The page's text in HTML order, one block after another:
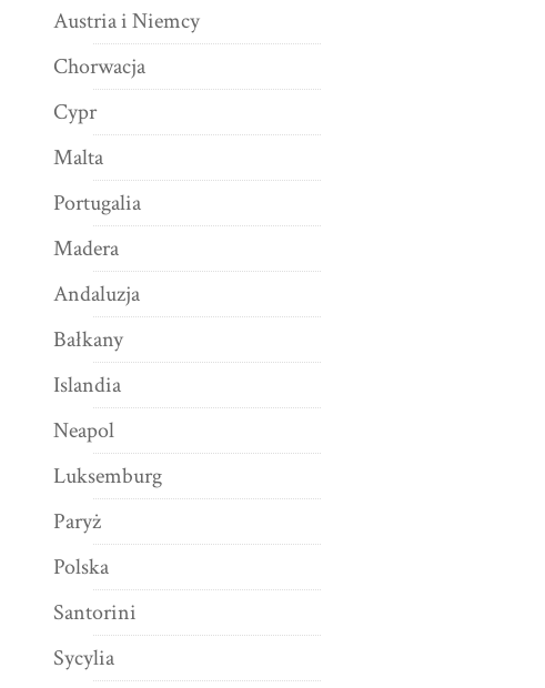
Austria i Niemcy
Chorwacja
Cypr
Malta
Portugalia
Madera
Andaluzja
Bałkany
Islandia
Neapol
Luksemburg
Paryż
Polska
Santorini
Sycylia